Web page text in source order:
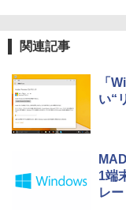
関連記事
「
い“
1端
レ